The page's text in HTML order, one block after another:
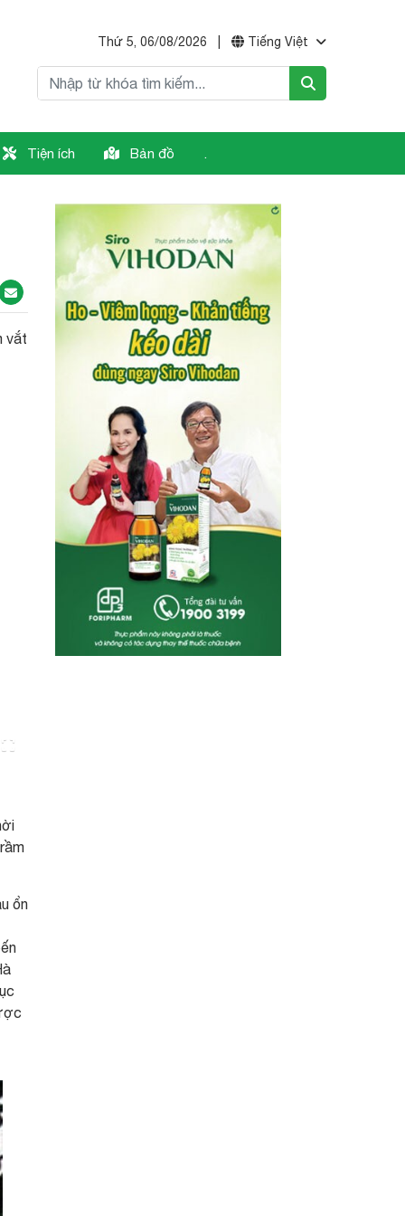
Thứ 5, 06/08/2026 Tiếng Việt
Tiện ích Bản đồ .
vắt
ổn